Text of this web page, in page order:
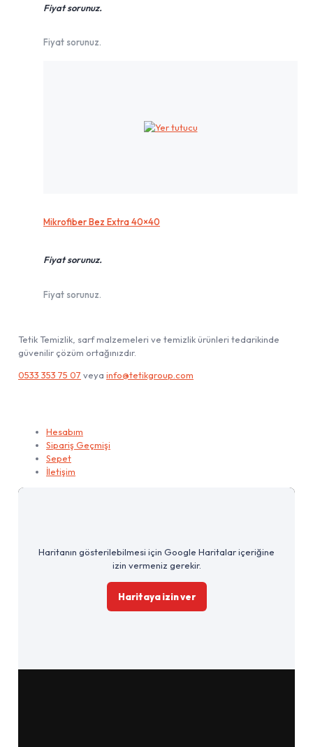
Fiyat sorunuz.
Fiyat sorunuz.
Mikrofiber Bez Extra 40×40
Fiyat sorunuz.
Fiyat sorunuz.
Tetik Temizlik, sarf malzemeleri ve temizlik ürünleri tedarikinde
güvenilir çözüm ortağınızdır.
0533 353 75 07 veya info@tetikgroup.com
Hesabım
Sipariş Geçmişi
Sepet
İletişim
Haritanın gösterilebilmesi için Google Haritalar içeriğine
izin vermeniz gerekir.
Haritaya izin ver